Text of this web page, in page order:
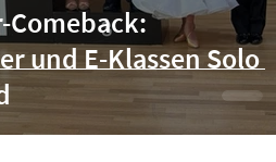
Comeback:
und E-Klassen Solo